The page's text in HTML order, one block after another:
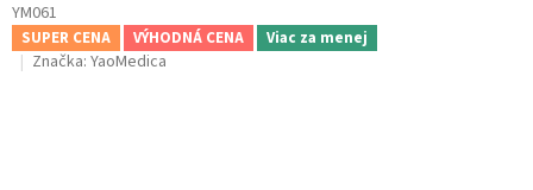
YM061
SUPER CENA VÝHODNÁ CENA Viac za menej
Značka: YaoMedica